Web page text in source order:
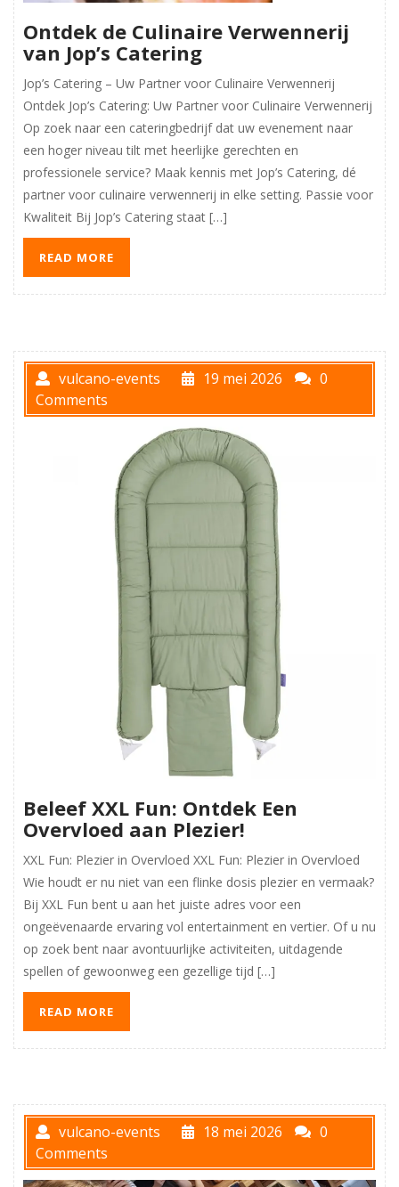
Ontdek de Culinaire Verwennerij
van Jop’s Catering
Jop’s Catering – Uw Partner voor Culinaire Verwennerij
Ontdek Jop’s Catering: Uw Partner voor Culinaire Verwennerij
Op zoek naar een cateringbedrijf dat uw evenement naar
een hoger niveau tilt met heerlijke gerechten en
professionele service? Maak kennis met Jop’s Catering, dé
partner voor culinaire verwennerij in elke setting. Passie voor
Kwaliteit Bij Jop’s Catering staat […]
READ MORE
vulcano-events 19 mei 2026
0
Comments
Beleef XXL Fun: Ontdek Een
Overvloed aan Plezier!
XXL Fun: Plezier in Overvloed XXL Fun: Plezier in Overvloed
Wie houdt er nu niet van een flinke dosis plezier en vermaak?
Bij XXL Fun bent u aan het juiste adres voor een
ongeëvenaarde ervaring vol entertainment en vertier. Of u nu
op zoek bent naar avontuurlijke activiteiten, uitdagende
spellen of gewoonweg een gezellige tijd […]
READ MORE
vulcano-events 18 mei 2026
0
Comments